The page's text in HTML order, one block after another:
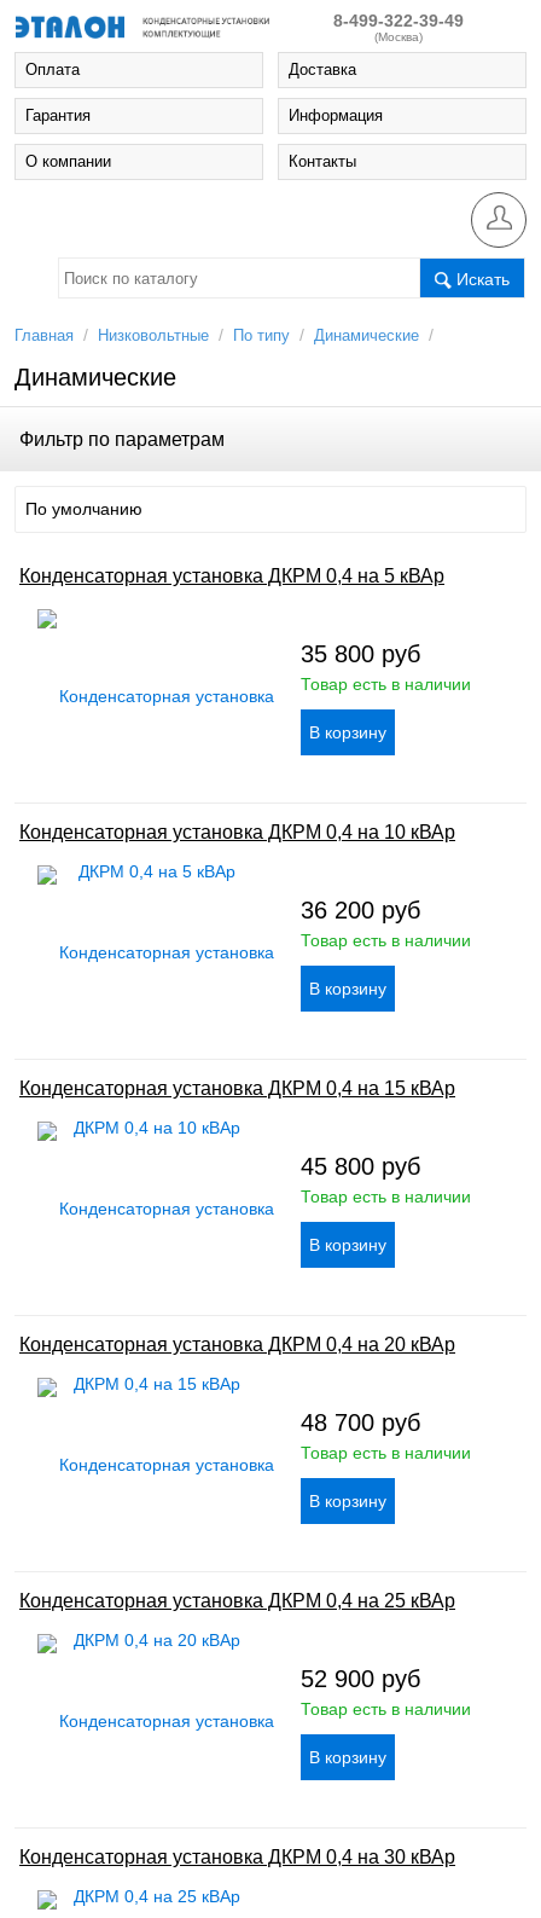
8-499-322-39-49
(Москва)
Оплата Доставка
Гарантия Информация
О компании Контакты
Искать
Главная / Низковольтные / По типу / Динамические /
Динамические
Фильтр по параметрам
По умолчанию
Конденсаторная установка ДКРМ 0,4 на 5 кВАр
35 800 руб
Товар есть в наличии
Конденсаторная установка ДКРМ 0,4 на 10 кВАр
36 200 руб
Товар есть в наличии
Конденсаторная установка ДКРМ 0,4 на 15 кВАр
45 800 руб
Товар есть в наличии
Конденсаторная установка ДКРМ 0,4 на 20 кВАр
48 700 руб
Товар есть в наличии
Конденсаторная установка ДКРМ 0,4 на 25 кВАр
52 900 руб
Товар есть в наличии
Конденсаторная установка ДКРМ 0,4 на 30 кВАр